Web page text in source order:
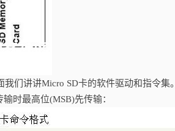
们讲讲Micro SD卡的软件驱动和指令集。
时最高位(MSB)先传输：